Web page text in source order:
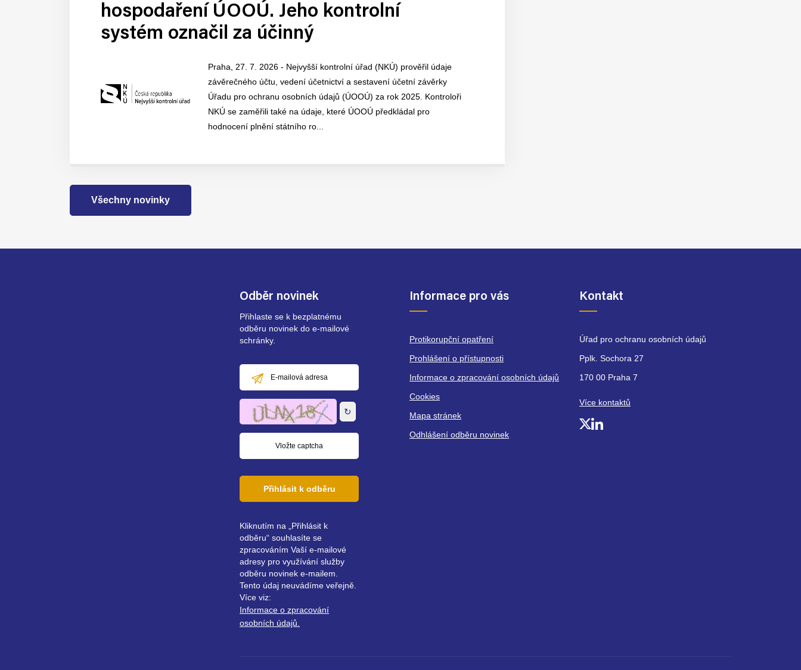
hospodaření ÚOOÚ. Jeho kontrolní
systém označil za účinný
Praha, 27. 7. 2026 - Nejvyšší kontrolní úřad (NKÚ) prověřil údaje
závěrečného účtu, vedení účetnictví a sestavení účetní závěrky
Úřadu pro ochranu osobních údajů (ÚOOÚ) za rok 2025. Kontroloři
NKÚ se zaměřili také na údaje, které ÚOOÚ předkládal pro
hodnocení plnění státního ro...
Všechny novinky
Odběr novinek
Přihlaste se k bezplatnému
odběru novinek do e-mailové
schránky.
mailová
adresa
↻
Přihlásit k odběru
Kliknutím na „Přihlásit k
odběru“ souhlasíte se
zpracováním Vaší e-mailové
adresy pro využívání služby
odběru novinek e-mailem.
Tento údaj neuvádíme veřejně.
Více viz:
Informace o zpracování
osobních údajů.
Informace pro vás
Protikorupční opatření
Prohlášení o přístupnosti
Informace o zpracování osobních údajů
Cookies
Mapa stránek
Odhlášení odběru novinek
Kontakt
Úřad pro ochranu osobních údajů
Pplk. Sochora 27
170 00 Praha 7
Více kontaktů